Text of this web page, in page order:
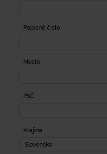
Popisné číslo
Mesto
PSČ
Krajina
Slovensko